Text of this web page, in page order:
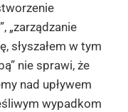
„zarządzanie
słyszałem w tym
nie sprawi, że
nad upływem
wypadkom